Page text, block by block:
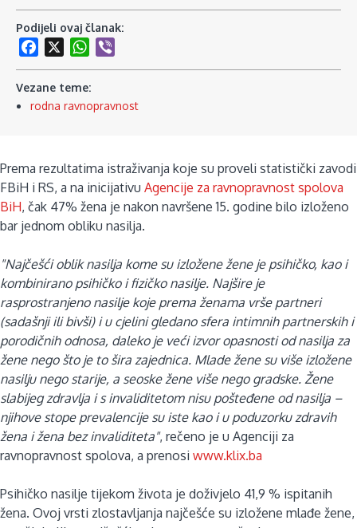
Podijeli ovaj članak:
Facebook
WhatsApp
Vezane teme:
rodna ravnopravnost
Prema rezultatima istraživanja koje su proveli statistički zavodi
FBiH i RS, a na inicijativu Agencije za ravnopravnost spolova
BiH, čak 47% žena je nakon navršene 15. godine bilo izloženo
bar jednom obliku nasilja.
"Najčešći oblik nasilja kome su izložene žene je psihičko, kao i
kombinirano psihičko i fizičko nasilje. Najšire je
rasprostranjeno nasilje koje prema ženama vrše partneri
(sadašnji ili bivši) i u cjelini gledano sfera intimnih partnerskih i
porodičnih odnosa, daleko je veći izvor opasnosti od nasilja za
žene nego što je to šira zajednica. Mlade žene su više izložene
nasilju nego starije, a seoske žene više nego gradske. Žene
slabijeg zdravlja i s invaliditetom nisu pošteđene od nasilja –
njihove stope prevalencije su iste kao i u poduzorku zdravih
žena i žena bez invaliditeta", rečeno je u Agenciji za
ravnopravnost spolova, a prenosi www.klix.ba
Psihičko nasilje tijekom života je doživjelo 41,9 % ispitanih
žena. Ovoj vrsti zlostavljanja najčešće su izložene mlađe žene,